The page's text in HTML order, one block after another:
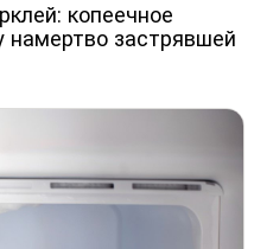
копеечное
намертво застрявшей